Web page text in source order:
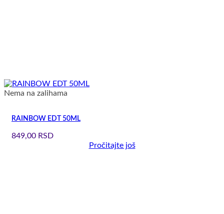
Nema na zalihama
RAINBOW EDT 50ML
849,00 RSD
Pročitajte još